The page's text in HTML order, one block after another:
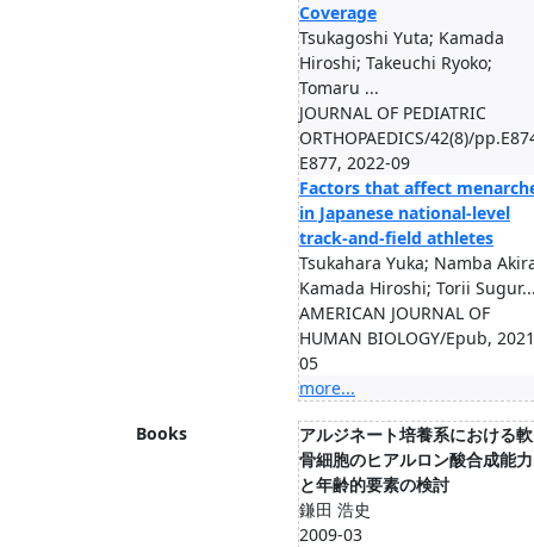
Coverage
Tsukagoshi Yuta; Kamada
Hiroshi; Takeuchi Ryoko;
Tomaru ...
JOURNAL OF PEDIATRIC
ORTHOPAEDICS/42(8)/
E877, 2022-09
Factors that affect
in Japanese national-level
track-and-field athletes
Tsukahara Yuka; Namba
Kamada Hiroshi; Torii
AMERICAN JOURNAL OF
HUMAN BIOLOGY/Epub,
05
more...
Books
アルジネート培養系における軟
骨細胞のヒアルロン酸合成能力
と年齢的要素の検討
鎌田 浩史
2009-03